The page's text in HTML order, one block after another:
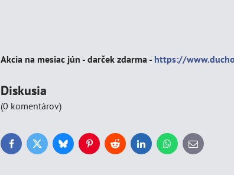
Akcia na mesiac jún - darček zdarma - https://
Diskusia
(0 komentárov)
FacebookTwitterBlueskyPinterestRedditLinkedInWhatsApp
E-
mail